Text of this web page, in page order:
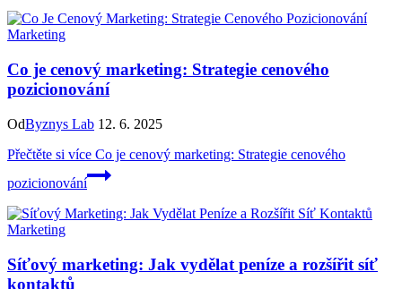
Marketing
Co je cenový marketing: Strategie cenového
pozicionování
OdByznys Lab 12. 6. 2025
Přečtěte si více Co je cenový marketing: Strategie cenového
pozicionování
Marketing
Síťový marketing: Jak vydělat peníze a rozšířit síť
kontaktů